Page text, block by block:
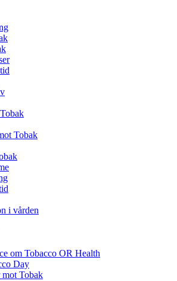
Tobak
i vården
om Tobacco OR Health
Day
Tobak